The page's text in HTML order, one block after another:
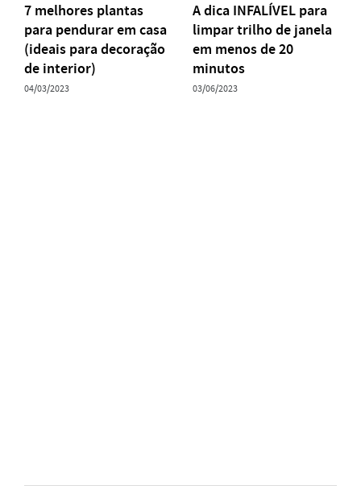
7 melhores plantas
para pendurar em casa
(ideais para decoração
de interior)
04/03/2023
A dica INFALÍVEL para
limpar trilho de janela
em menos de 20
minutos
03/06/2023